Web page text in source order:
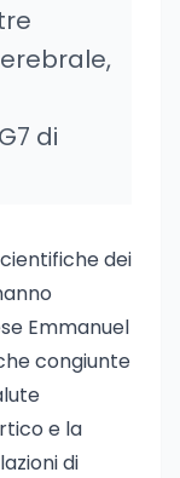
di
dei
Emmanuel
congiunte
e la
di